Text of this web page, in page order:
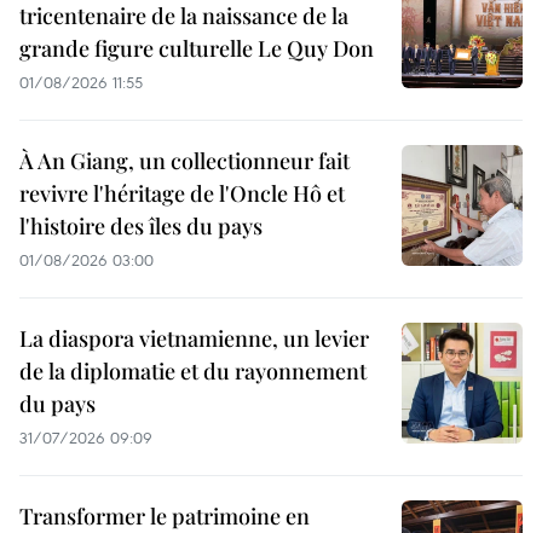
tricentenaire de la naissance de la
grande figure culturelle Le Quy Don
01/08/2026 11:55
À An Giang, un collectionneur fait
revivre l'héritage de l'Oncle Hô et
l'histoire des îles du pays
01/08/2026 03:00
La diaspora vietnamienne, un levier
de la diplomatie et du rayonnement
du pays
31/07/2026 09:09
Transformer le patrimoine en